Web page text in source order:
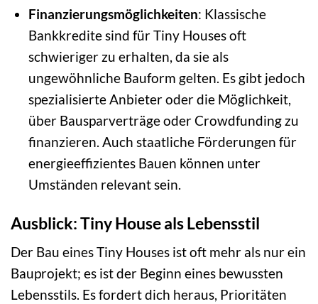
Finanzierungsmöglichkeiten: Klassische
Bankkredite sind für Tiny Houses oft
schwieriger zu erhalten, da sie als
ungewöhnliche Bauform gelten. Es gibt jedoch
spezialisierte Anbieter oder die Möglichkeit,
über Bausparverträge oder Crowdfunding zu
finanzieren. Auch staatliche Förderungen für
energieeffizientes Bauen können unter
Umständen relevant sein.
Ausblick: Tiny House als Lebensstil
Der Bau eines Tiny Houses ist oft mehr als nur ein
Bauprojekt; es ist der Beginn eines bewussten
Lebensstils. Es fordert dich heraus, Prioritäten